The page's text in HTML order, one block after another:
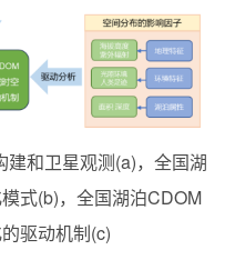
建和卫星观测(a)，全国湖
式(b)，全国湖泊CDOM
驱动机制(c)